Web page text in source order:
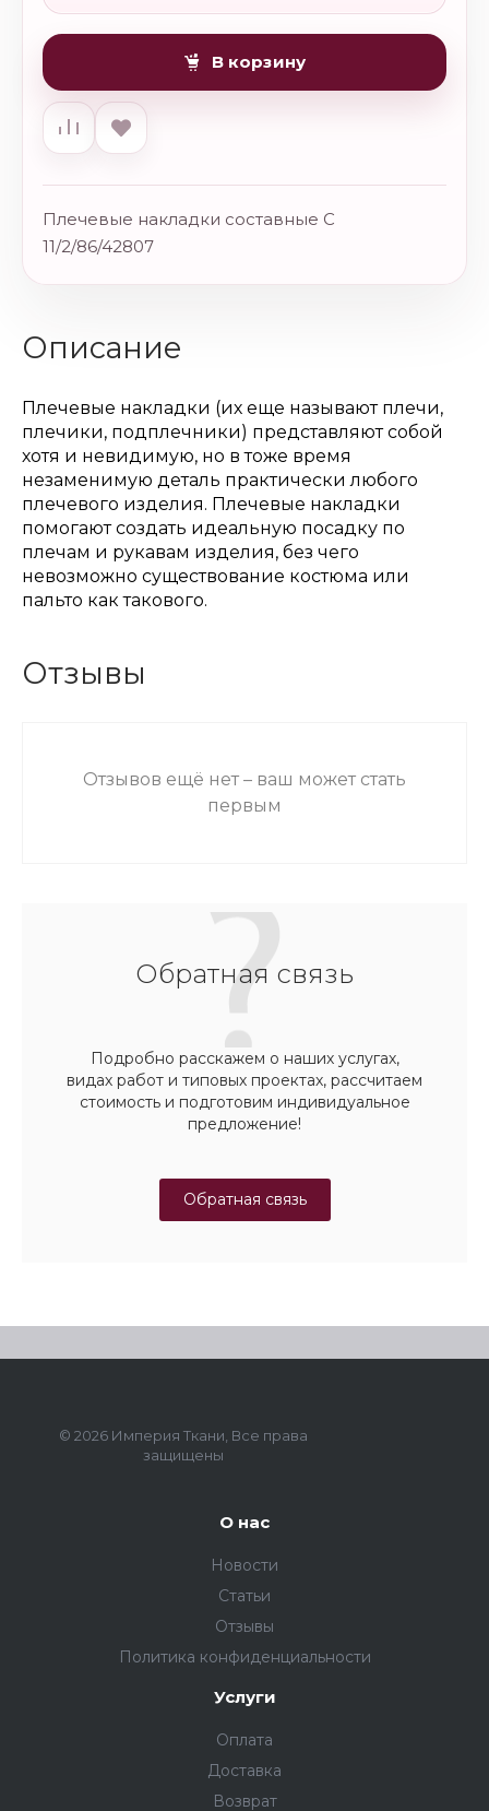
В корзину
Плечeвые накладки составные С
11/2/86/42807
Описание
Плечевые накладки (их еще называют плечи,
плечики, подплечники) представляют собой
хотя и невидимую, но в тоже время
незаменимую деталь практически любого
плечевого изделия. Плечевые накладки
помогают создать идеальную посадку по
плечам и рукавам изделия, без чего
невозможно существование костюма или
пальто как такового.
Отзывы
Отзывов ещё нет – ваш может стать
первым
Обратная связь
Подробно расскажем о наших услугах,
видах работ и типовых проектах, рассчитаем
стоимость и подготовим индивидуальное
предложение!
Обратная связь
© 2026 Империя Ткани, Все права
защищены
О нас
Новости
Статьи
Отзывы
Политика конфиденциальности
Услуги
Оплата
Доставка
Возврат